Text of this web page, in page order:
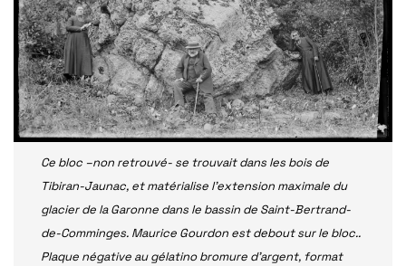
Ce bloc –non retrouvé- se trouvait dans les bois de
Tibiran-Jaunac, et matérialise l’extension maximale du
glacier de la Garonne dans le bassin de Saint-Bertrand-
de-Comminges. Maurice Gourdon est debout sur le bloc..
Plaque négative au gélatino bromure d’argent, format